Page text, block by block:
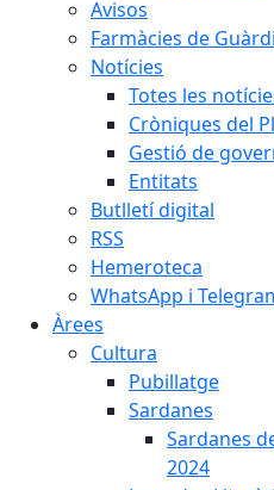
Avisos
Farmàcies de
Notícies
Totes les
Cròniques del
Gestió de
Entitats
Butlletí digital
RSS
Hemeroteca
WhatsApp i
Àrees
Cultura
Pubillatge
Sardanes
Sardanes
2024